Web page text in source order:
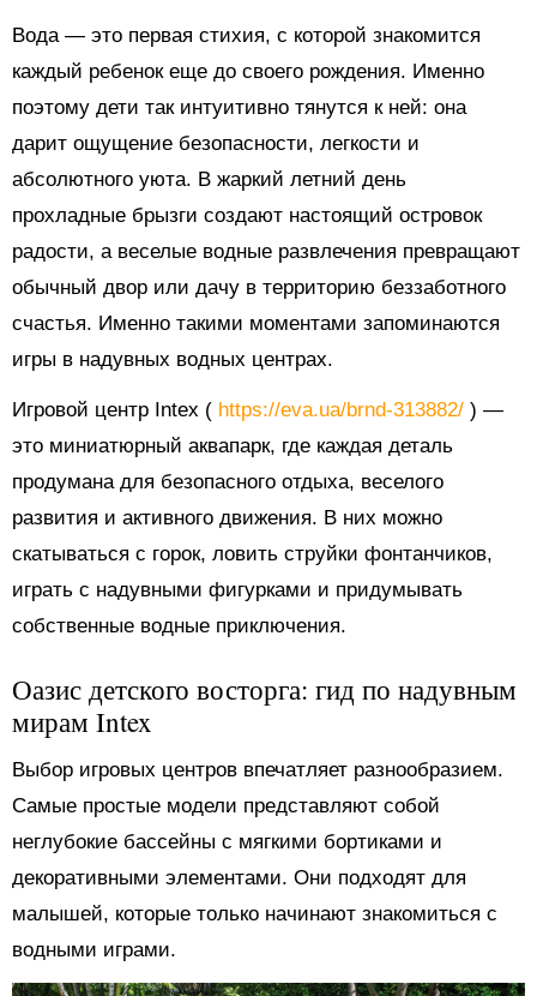
Вода — это первая стихия, с которой знакомится
каждый ребенок еще до своего рождения. Именно
поэтому дети так интуитивно тянутся к ней: она
дарит ощущение безопасности, легкости и
абсолютного уюта. В жаркий летний день
прохладные брызги создают настоящий островок
радости, а веселые водные развлечения превращают
обычный двор или дачу в территорию беззаботного
счастья. Именно такими моментами запоминаются
игры в надувных водных центрах.
Игровой центр Intex ( https://eva.ua/brnd-313882/ ) —
это миниатюрный аквапарк, где каждая деталь
продумана для безопасного отдыха, веселого
развития и активного движения. В них можно
скатываться с горок, ловить струйки фонтанчиков,
играть с надувными фигурками и придумывать
собственные водные приключения.
Оазис детского восторга: гид по надувным
мирам Intex
Выбор игровых центров впечатляет разнообразием.
Самые простые модели представляют собой
неглубокие бассейны с мягкими бортиками и
декоративными элементами. Они подходят для
малышей, которые только начинают знакомиться с
водными играми.